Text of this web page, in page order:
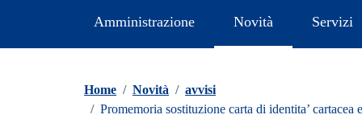
Amministrazione Novità Servizi
Home / Novità / avvisi
/ Promemoria sostituzione carta di identita’